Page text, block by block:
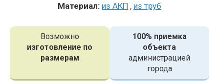
Материал: из АКП , из труб
Возможно
изготовление по
размерам
100% приемка
объекта
администрацией
города